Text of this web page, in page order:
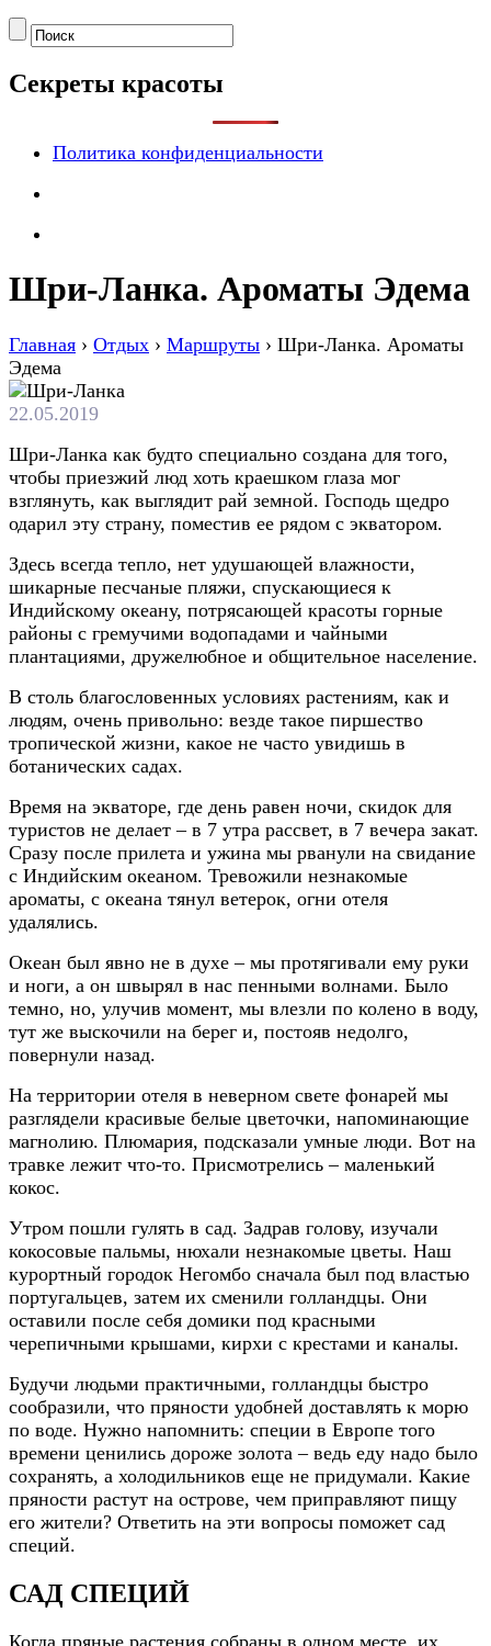
Секреты красоты
Политика конфиденциальности
Шри-Ланка. Ароматы Эдема
Главная › Отдых › Маршруты › Шри-Ланка. Ароматы
Эдема
22.05.2019
Шри-Ланка как будто специально создана для того,
чтобы приезжий люд хоть краешком глаза мог
взглянуть, как выглядит рай земной. Господь щедро
одарил эту страну, поместив ее рядом с экватором.
Здесь всегда тепло, нет удушающей влажности,
шикарные песчаные пляжи, спускающиеся к
Индийскому океану, потрясающей красоты горные
районы с гремучими водопадами и чайными
плантациями, дружелюбное и общительное население.
В столь благословенных условиях растениям, как и
людям, очень привольно: везде такое пиршество
тропической жизни, какое не часто увидишь в
ботанических садах.
Время на экваторе, где день равен ночи, скидок для
туристов не делает – в 7 утра рассвет, в 7 вечера закат.
Сразу после прилета и ужина мы рванули на свидание
с Индийским океаном. Тревожили незнакомые
ароматы, с океана тянул ветерок, огни отеля
удалялись.
Океан был явно не в духе – мы протягивали ему руки
и ноги, а он швырял в нас пенными волнами. Было
темно, но, улучив момент, мы влезли по колено в воду,
тут же выскочили на берег и, постояв недолго,
повернули назад.
На территории отеля в неверном свете фонарей мы
разглядели красивые белые цветочки, напоминающие
магнолию. Плюмария, подсказали умные люди. Вот на
травке лежит что-то. Присмотрелись – маленький
кокос.
Утром пошли гулять в сад. Задрав голову, изучали
кокосовые пальмы, нюхали незнакомые цветы. Наш
курортный городок Негомбо сначала был под властью
португальцев, затем их сменили голландцы. Они
оставили после себя домики под красными
черепичными крышами, кирхи с крестами и каналы.
Будучи людьми практичными, голландцы быстро
сообразили, что пряности удобней доставлять к морю
по воде. Нужно напомнить: специи в Европе того
времени ценились дороже золота – ведь еду надо было
сохранять, а холодильников еще не придумали. Какие
пряности растут на острове, чем приправляют пищу
его жители? Ответить на эти вопросы поможет сад
специй.
САД СПЕЦИЙ
Когда пряные растения собраны в одном месте, их